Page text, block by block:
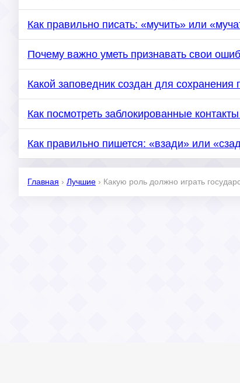
Как правильно писать: «мучить» или
Почему важно уметь признавать свои
Какой заповедник создан для
Как посмотреть заблокированные
Как правильно пишется: «взади» или
Главная › Лучшие › Какую роль должно играть